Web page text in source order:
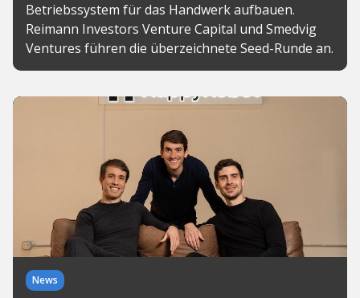
Betriebssystem für das Handwerk aufbauen.
Reimann Investors Venture Capital und Smedvig
Ventures führen die überzeichnete Seed-Runde an.
News